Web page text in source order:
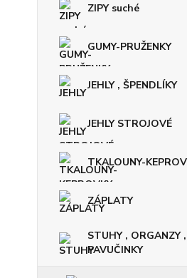
ZIPY suché
GUMY-PRUŽENKY
JEHLY , ŠPENDLÍKY
JEHLY STROJOVÉ
TKALOUNY-
ZÁPLATY
STUHY , ORGANZY ,
PAVUČINKY